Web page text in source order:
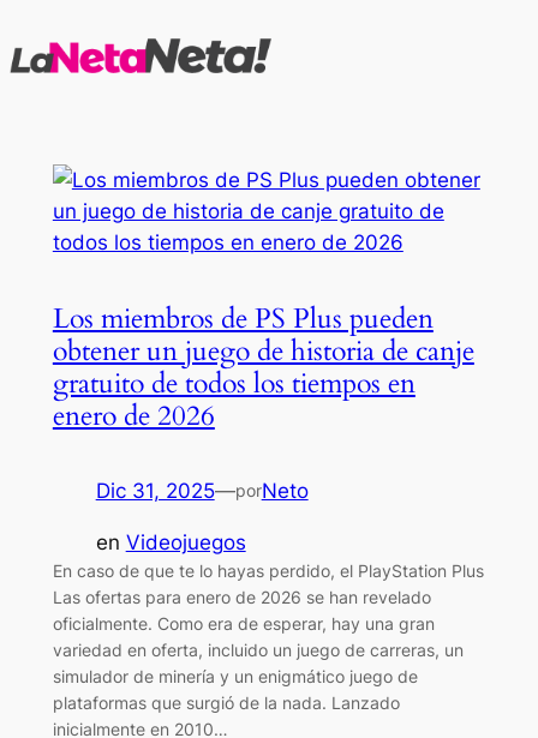
al
Los miembros de PS Plus pueden
obtener un juego de historia de canje
gratuito de todos los tiempos en
enero de 2026
Dic 31, 2025—porNeto
en Videojuegos
En caso de que te lo hayas perdido, el PlayStation Plus
Las ofertas para enero de 2026 se han revelado
oficialmente. Como era de esperar, hay una gran
variedad en oferta, incluido un juego de carreras, un
simulador de minería y un enigmático juego de
plataformas que surgió de la nada. Lanzado
inicialmente en 2010…